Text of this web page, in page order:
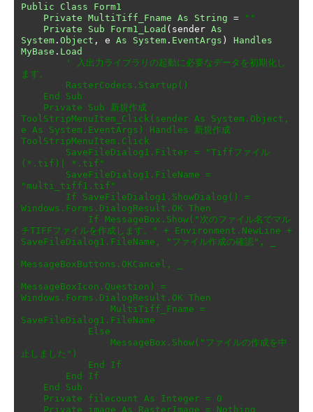
Public Class
Form1
Private MultiTiff_Fname As String =
""
Private
Sub Form1_Load ( sender As
System . Object , e As System . EventArgs )
Handles
MyBase . Load
' 入出力ライブラリの起動に必要なデータを初期化し
ます。
RasterCodecs.Startup()
End Sub
Private Sub 新規作成
ToolStripMenuItem_Click(sender As System.Object,
e As System.EventArgs) Handles 新規作成
ToolStripMenuItem.Click
SaveFileDialog1.Filter = "Tiffファイル
(*.tif)| *.tif"
SaveFileDialog1.FileName =
"multi_tiff1.tif"
If SaveFileDialog1.ShowDialog() =
Windows.Forms.DialogResult.OK Then
If MessageBox.Show("次のファイル名でマル
チTIFFファイルを作成します。" + Environment.NewLine +
SaveFileDialog1.FileName, "ファイル作成の確認", _
MessageBoxButtons.OKCancel, _
MessageBoxIcon.Question) =
Windows.Forms.DialogResult.OK Then
MultiTiff_Fname =
SaveFileDialog1.FileName
Else
MessageBox.Show("ファイルの作成を中
止しました")
End If
End If
End Sub
Private filecount As Integer = 0
Private image As RasterImage = Nothing